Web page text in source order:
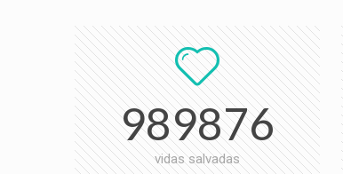
989876
vidas salvadas